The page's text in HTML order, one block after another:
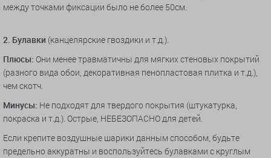
между точками фиксации было не более 50см.
2. Булавки (канцелярские гвоздики и т.д.).
Плюсы: Они менее травматичны для мягких стеновых покрытий
(разного вида обои, декоративная пенопластовая плитка и т.д.),
чем скотч.
Минусы: Не подходят для твердого покрытия (штукатурка,
покраска и т.д.). Острые, НЕБЕЗОПАСНО для детей.
Если крепите воздушные шарики данным способом, будьте
предельно аккуратны и воспользуйтесь булавками с круглым